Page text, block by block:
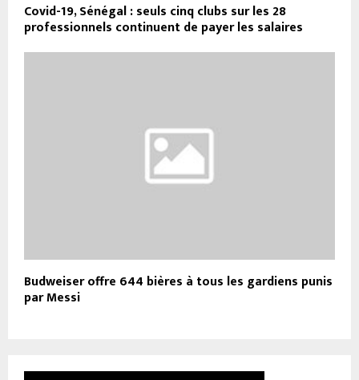
Covid-19, Sénégal : seuls cinq clubs sur les 28
professionnels continuent de payer les salaires
Budweiser offre 644 bières à tous les gardiens punis
par Messi